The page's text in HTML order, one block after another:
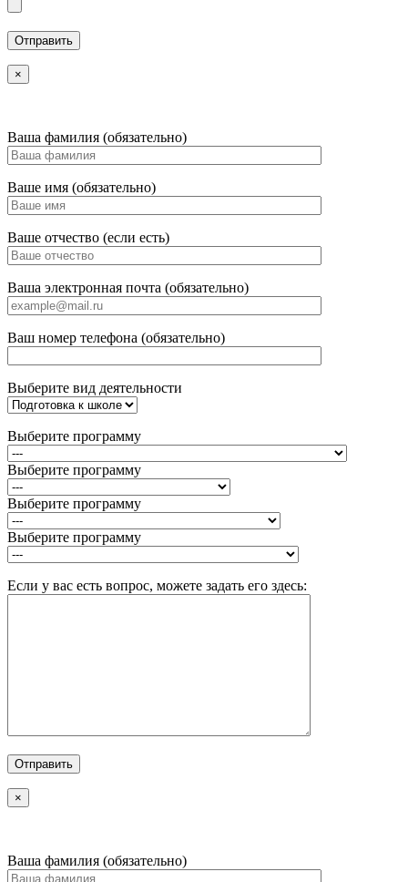
×
Ваша фамилия (обязательно)
Ваше имя (обязательно)
Ваше отчество (если есть)
Ваша электронная почта (обязательно)
Ваш номер телефона (обязательно)
Выберите вид деятельности
Выберите программу
Выберите программу
Выберите программу
Выберите программу
Если у вас есть вопрос, можете задать его здесь:
×
Ваша фамилия (обязательно)